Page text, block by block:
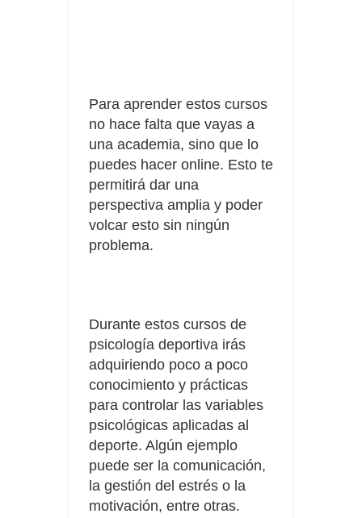
Para aprender estos cursos
no hace falta que vayas a
una academia, sino que lo
puedes hacer online. Esto te
permitirá dar una
perspectiva amplia y poder
volcar esto sin ningún
problema.
Durante estos cursos de
psicología deportiva irás
adquiriendo poco a poco
conocimiento y prácticas
para controlar las variables
psicológicas aplicadas al
deporte. Algún ejemplo
puede ser la comunicación,
la gestión del estrés o la
motivación, entre otras.